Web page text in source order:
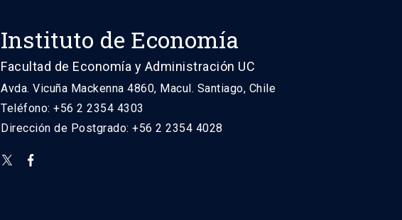
Instituto de Economía
Facultad de Economía y Administración UC
Avda. Vicuña Mackenna 4860, Macul. Santiago, Chile
Teléfono: +56 2 2354 4303
Dirección de Postgrado: +56 2 2354 4028